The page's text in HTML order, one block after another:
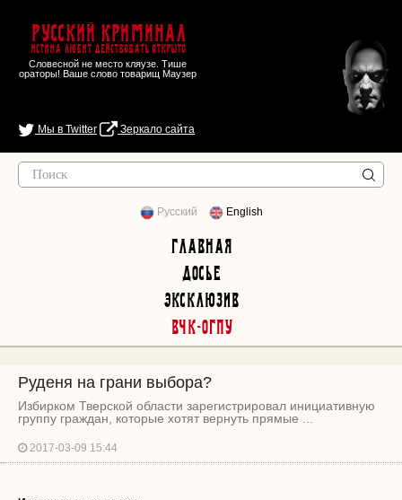
Русский Криминал
Истина любит действовать открыто
Словесной не место кляузе. Тише
ораторы! Ваше слово товарищ Маузер
Мы в Twitter Зеркало сайта
Русский English
Главная
Досье
Эксклюзив
ВЧК-ОГПУ
Руденя на грани выбора?
Избирком Тверской области зарегистрировал инициативную
группу граждан, которые хотят вернуть прямые ...
2017-03-09 15:44